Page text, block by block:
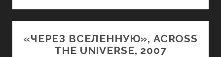
«ЧЕРЕЗ ВСЕЛЕННУЮ», ACROSS
THE UNIVERSE, 2007